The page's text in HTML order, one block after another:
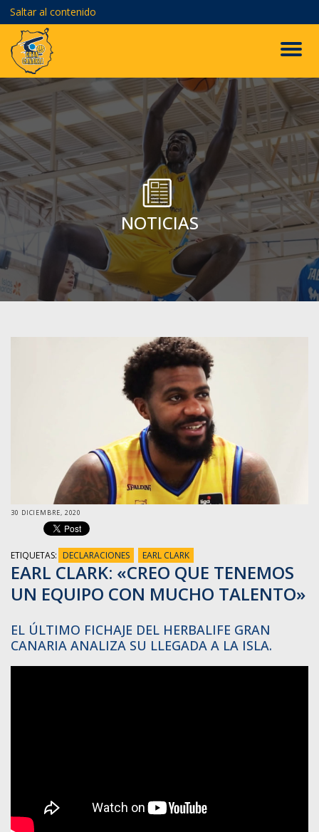
Saltar al contenido
NOTICIAS
30 DICIEMBRE, 2020
ETIQUETAS: DECLARACIONES EARL CLARK
EARL CLARK: «CREO QUE TENEMOS
UN EQUIPO CON MUCHO TALENTO»
EL ÚLTIMO FICHAJE DEL HERBALIFE GRAN
CANARIA ANALIZA SU LLEGADA A LA ISLA.